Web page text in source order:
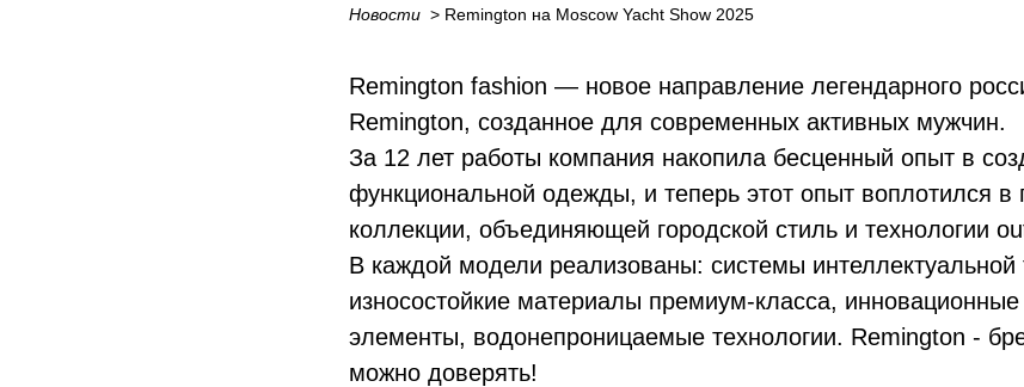
Новости > Remington на Moscow Yacht Show 2025
Remington fashion — новое направление легендарного
Remington, созданное для современных активных мужчин.
За 12 лет работы компания накопила бесценный опыт в
функциональной одежды, и теперь этот опыт воплотился в
коллекции, объединяющей городской стиль и технологии
В каждой модели реализованы: системы интеллектуальной
износостойкие материалы премиум-класса,
элементы, водонепроницаемые технологии. Remington -
можно доверять!